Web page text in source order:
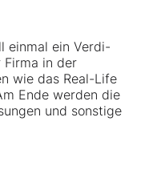
einmal ein Verdi-
Firma in der
wie das Real-Life
Ende werden die
und sonstige